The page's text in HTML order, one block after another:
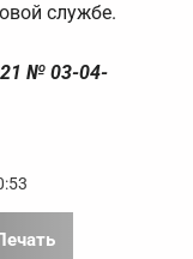
службе.
№ 03-04-